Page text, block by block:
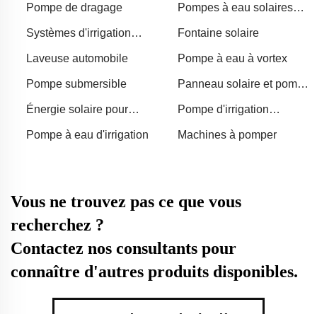
Pompe de dragage
Pompes à eau solaires
Systèmes d'irrigation
Fontaine solaire
Laveuse automobile Pompe à eau à vortex
Pompe submersible
Panneau solaire et pompe
Énergie solaire pour
Pompe d'irrigation
Pompe à eau d'irrigation
Machines à pomper
Vous ne trouvez pas ce que vous
recherchez ?
Contactez nos consultants pour
connaître d'autres produits disponibles.